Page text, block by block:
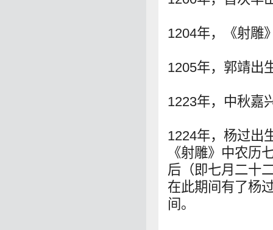
1204年，《射雕
1205年，郭靖出
1223年，中秋嘉
1224年，杨过出
《射雕》中农历
后（即七月二十
在此期间有了杨
间。